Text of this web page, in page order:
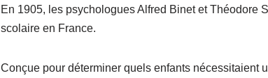
En 1905, les psychologues Alfred Binet et Théodore
scolaire en France.
Conçue pour déterminer quels enfants nécessitaient